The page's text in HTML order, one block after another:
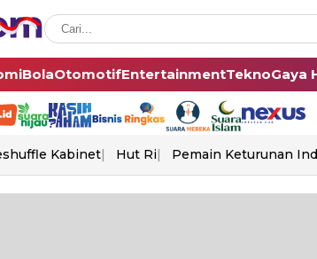
BolaOtomotifEntertainmentTeknoGaya
Kabinet Hut Ri Pemain Keturunan